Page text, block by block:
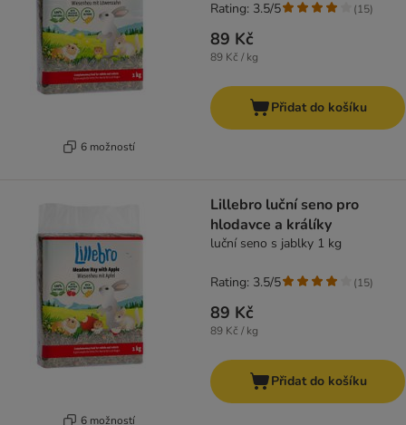
6 možností
89 Kč
89 Kč / kg
Rating: 3.5/5 (15)
Přidat do košíku
6 možností
Lillebro luční seno pro
hlodavce a králíky
luční seno s jablky 1 kg
89 Kč
89 Kč / kg
Rating: 3.5/5 (15)
Přidat do košíku